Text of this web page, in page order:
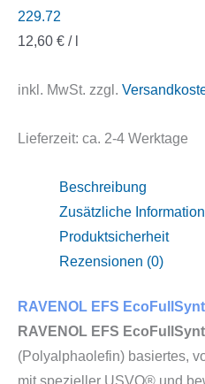
229.72
12,60 € /
inkl. MwSt. zzgl.
Lieferzeit: ca. 2-4 Werktage
Beschreibung
Zusätzliche
Produktsicherheit
Rezensionen (0)
RAVENOL EFS
RAVENOL EFS
(Polyalphaolefin) basiertes,